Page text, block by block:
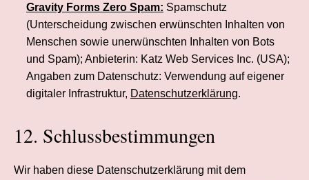
Gravity Forms Zero Spam: Spamschutz
(Unterscheidung zwischen erwünschten Inhalten von
Menschen sowie unerwünschten Inhalten von Bots
und Spam); Anbieterin: Katz Web Services Inc. (USA);
Angaben zum Datenschutz: Verwendung auf eigener
digitaler Infrastruktur, Datenschutzerklärung.
12. Schlussbestimmungen
Wir haben diese Datenschutzerklärung mit dem